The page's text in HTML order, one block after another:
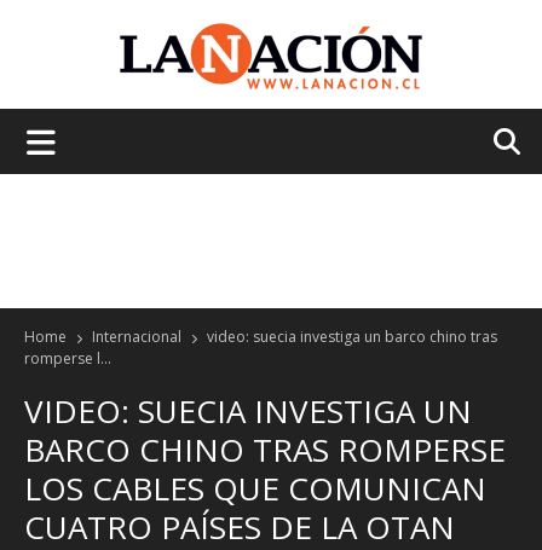
Home Internacional
video: suecia investiga un barco chino tras
romperse l...
VIDEO: SUECIA INVESTIGA UN
BARCO CHINO TRAS ROMPERSE
LOS CABLES QUE COMUNICAN
CUATRO PAÍSES DE LA OTAN